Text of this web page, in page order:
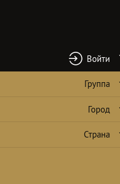
Войти
Группа
Город
Страна